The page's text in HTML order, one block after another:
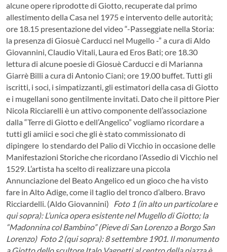
alcune opere riprodotte di Giotto, recuperate dal primo
allestimento della Casa nel 1975 e intervento delle autorità;
ore 18.15 presentazione del video “-Passeggiate nella Storia:
la presenza di Giosuè Carducci nel Mugello -” a cura di Aldo
Giovannini, Claudio Vitali, Laura ed Eros Bati; ore 18.30
lettura di alcune poesie di Giosuè Carducci e di Marianna
Giarrè Billi a cura di Antonio Ciani; ore 19.00 buffet. Tutti gli
iscritti, i soci, i simpatizzanti, gli estimatori della casa di Giotto
e i mugellani sono gentilmente invitati. Dato che il pittore Pier
Nicola Ricciarelli è un attivo componente dell’associazione
dalla “Terre di Giotto e dell’Angelico” vogliamo ricordare a
tutti gli amiici e soci che gli è stato commissionato di
dipingere lo stendardo del Palio di Vicchio in occasione delle
Manifestazioni Storiche che ricordano l’Assedio di Vicchio nel
1529. L’artista ha scelto di realizzare una piccola
Annunciazione del Beato Angelico ed un gioco che ha visto
fare in Alto Adige, come il taglio del tronco d’albero. Bravo
Ricciardelli. (Aldo Giovannini) Foto 1 (in alto un particolare e
qui sopra): L’unica opera esistente nel Mugello di Giotto; la
“Madonnina col Bambino” (Pieve di San Lorenzo a Borgo San
Lorenzo) Foto 2 (qui sopra): 8 settembre 1901. Il monumento